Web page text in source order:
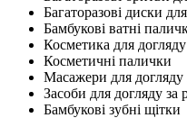
Багаторазові диски
Бамбукові ватні
Косметика для
Косметичні палички
Масажери для догляду
Засоби для догляду
Бамбукові зубні щітки